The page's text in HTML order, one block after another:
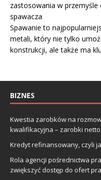
zastosowania w
spawacza
Spawanie to
metali, który nie tylko
konstrukcji, ale także ma
BIZNES
Kwestia zarobków na
kwalifikacyjna – zarobki
Kredyt refinansowany, czyli
Rola agencji pośrednictwa
zwiększyć dostęp do ofert